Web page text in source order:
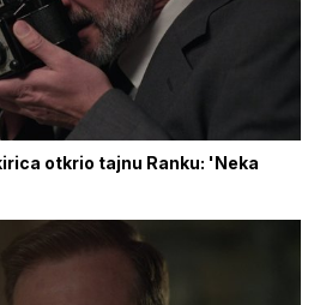
otkrio tajnu Ranku: 'Neka